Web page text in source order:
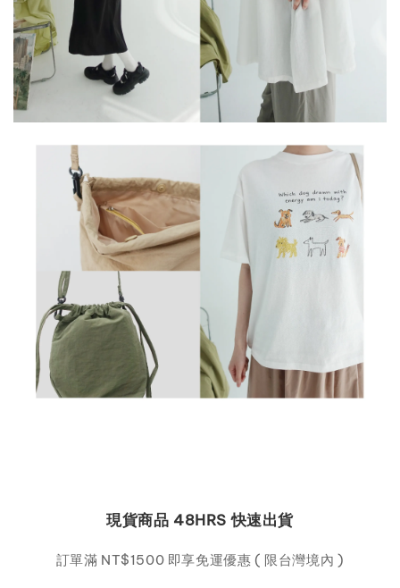
現貨商品 48HRS 快速出貨
訂單滿 NT$1500 即享免運優惠 ( 限台灣境內 )